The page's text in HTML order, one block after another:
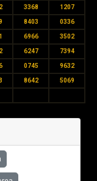
3368 1207
8403 0336
6966 3502
6247 7394
0745 9632
8642 5069